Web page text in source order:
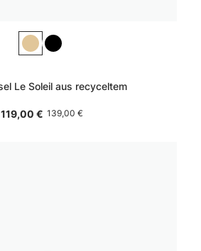
Le Soleil aus recyceltem
119,00 € 139,00 €